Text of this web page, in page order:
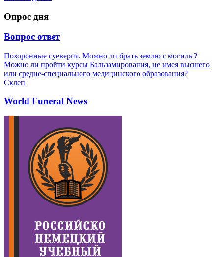
Опрос дня
Вопрос ответ
Похоронные суеверия. Можно ли брать землю с могилы?
Можно ли пройти курсы Бальзамирования, не имея высшего
или средне-специального медицинского образования?
Склеп
World Funeral News